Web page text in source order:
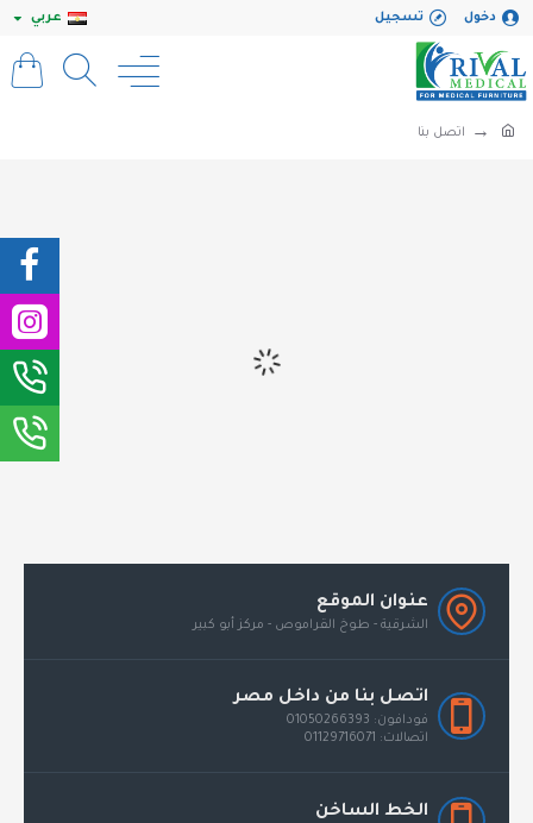
دخول تسجيل عربي
اتصل بنا
عنوان الموقع
الشرقية - طوخ القراموص - مركز أبو كبير
اتصل بنا من داخل مصر
فودافون: 01050266393
اتصالات: 01129716071
الخط الساخن